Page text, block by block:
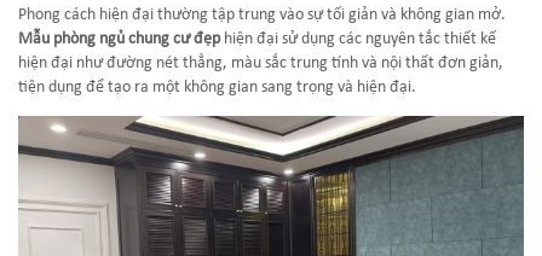
Phong cách hiện đại thường tập trung vào sự tối giản và không gian mở.
Mẫu phòng ngủ chung cư đẹphiện đại sử dụng các nguyên tắc thiết kế
hiện đại như đường nét thẳng, màu sắc trung tính và nội thất đơn giản,
tiện dụng để tạo ra một không gian sang trọng và hiện đại.